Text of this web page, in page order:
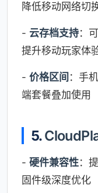
降低移动网络切
- 云存档支持：
提升移动玩家体
- 价格区间 ：手
端套餐叠加使用
5.
- 硬件兼容性：
固件级深度优化